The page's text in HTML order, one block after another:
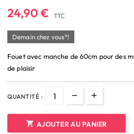
24,90 € TTC
Demain chez vous*!
Fouet avec manche de 60cm pour des
de plaisir
QUANTITÉ :
 AJOUTER AU PANIER